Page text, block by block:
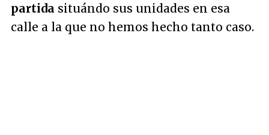
partida situándo sus unidades en esa
calle a la que no hemos hecho tanto caso.